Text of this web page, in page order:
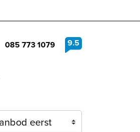
9.5
085 773 1079